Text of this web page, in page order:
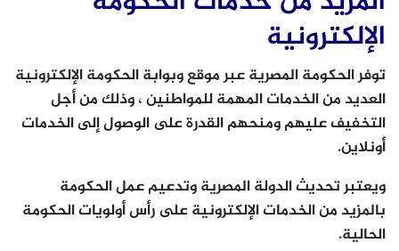
الإلكترونية
توفر الحكومة المصرية عبر موقع وبوابة الحكومة الإلكترونية
العديد من الخدمات المهمة للمواطنين ، وذلك من أجل
التخفيف عليهم ومنحهم القدرة على الوصول إلى الخدمات
أونلاين.
ويعتبر تحديث الدولة المصرية وتدعيم عمل الحكومة
بالمزيد من الخدمات الإلكترونية على رأس أولويات الحكومة
الحالية.